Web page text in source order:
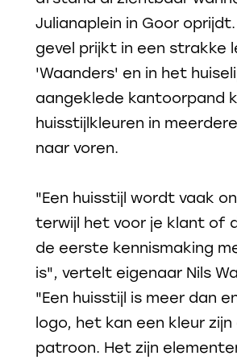
Julianaplein in Goor
gevel prijkt in een strakke
'Waanders' en in het
aangeklede kantoorpand
huisstijlkleuren in
naar voren.
"Een huisstijl wordt vaak
terwijl het voor je klant of
de eerste kennismaking
is", vertelt eigenaar Nils
"Een huisstijl is meer dan
logo, het kan een kleur
patroon. Het zijn